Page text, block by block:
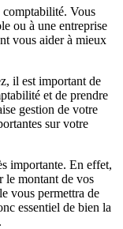
Vous
ou à une entreprise
vous aider à mieux
il est important de
et de prendre
gestion de votre
sur votre
importante. En effet,
le montant de vos
vous permettra de
essentiel de bien la